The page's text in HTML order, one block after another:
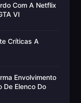
Com A Netflix
VI
Críticas A
Envolvimento
De Elenco Do